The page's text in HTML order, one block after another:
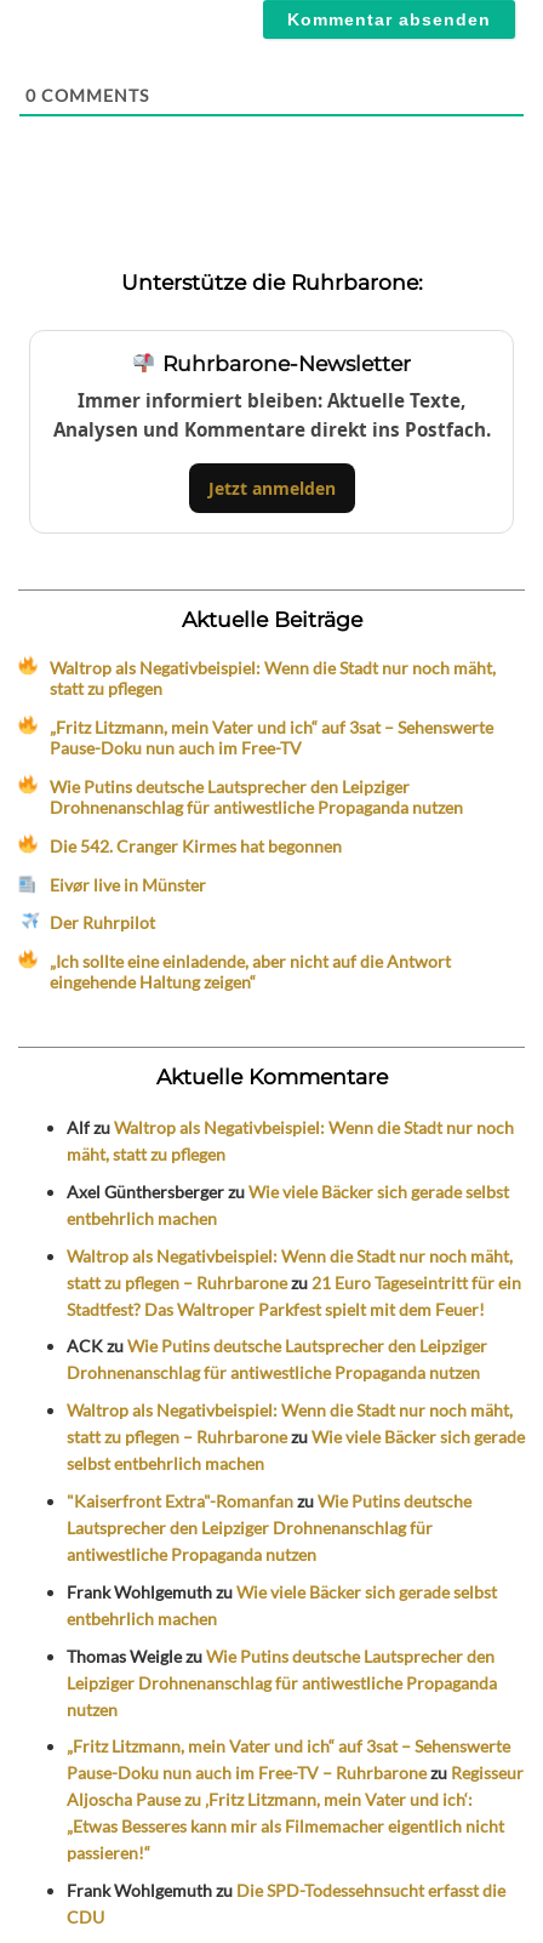
0 COMMENTS
Unterstütze die Ruhrbarone:
Ruhrbarone-Newsletter
Immer informiert bleiben: Aktuelle Texte,
Analysen und Kommentare direkt ins Postfach.
Jetzt anmelden
Aktuelle Beiträge
Waltrop als Negativbeispiel: Wenn die Stadt nur noch mäht,
statt zu pflegen
„Fritz Litzmann, mein Vater und ich“ auf 3sat – Sehenswerte
Pause-Doku nun auch im Free-TV
Wie Putins deutsche Lautsprecher den Leipziger
Drohnenanschlag für antiwestliche Propaganda nutzen
Die 542. Cranger Kirmes hat begonnen
Eivør live in Münster
Der Ruhrpilot
„Ich sollte eine einladende, aber nicht auf die Antwort
eingehende Haltung zeigen“
Aktuelle Kommentare
AlfzuWaltrop als Negativbeispiel: Wenn die Stadt nur noch
mäht, statt zu pflegen
Axel GünthersbergerzuWie viele Bäcker sich gerade selbst
entbehrlich machen
Waltrop als Negativbeispiel: Wenn die Stadt nur noch mäht,
statt zu pflegen – Ruhrbaronezu 21 Euro Tageseintritt für ein
Stadtfest? Das Waltroper Parkfest spielt mit dem Feuer!
ACKzuWie Putins deutsche Lautsprecher den Leipziger
Drohnenanschlag für antiwestliche Propaganda nutzen
Waltrop als Negativbeispiel: Wenn die Stadt nur noch mäht,
statt zu pflegen – RuhrbaronezuWie viele Bäcker sich gerade
selbst entbehrlich machen
"Kaiserfront Extra"-RomanfanzuWie Putins deutsche
Lautsprecher den Leipziger Drohnenanschlag für
antiwestliche Propaganda nutzen
Frank WohlgemuthzuWie viele Bäcker sich gerade selbst
entbehrlich machen
Thomas WeiglezuWie Putins deutsche Lautsprecher den
Leipziger Drohnenanschlag für antiwestliche Propaganda
nutzen
„Fritz Litzmann, mein Vater und ich“ auf 3sat – Sehenswerte
Pause-Doku nun auch im Free-TV – Ruhrbaronezu Regisseur
Aljoscha Pause zu ‚Fritz Litzmann, mein Vater und ich‘:
„Etwas Besseres kann mir als Filmemacher eigentlich nicht
passieren!“
Frank Wohlgemuthzu Die SPD-Todessehnsucht erfasst die
CDU